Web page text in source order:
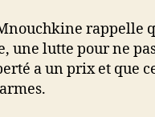
rappelle
une lutte pour ne
a un prix et que